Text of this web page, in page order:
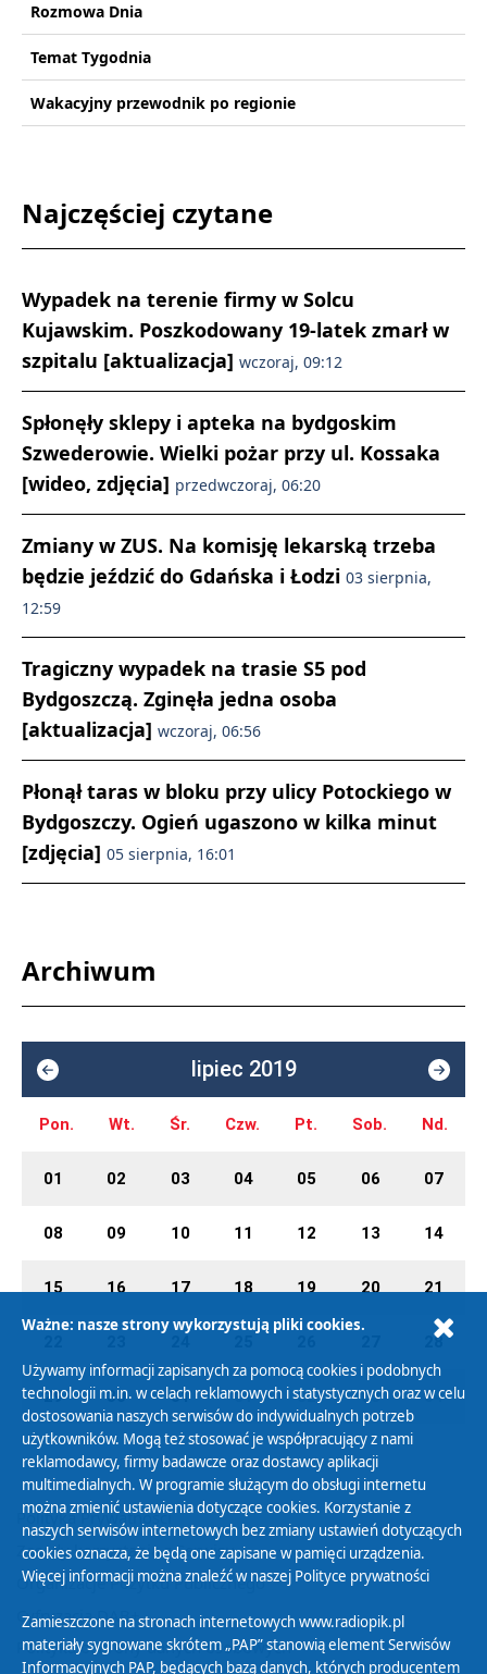
Rozmowa Dnia
Temat Tygodnia
Wakacyjny przewodnik po regionie
Najczęściej czytane
Wypadek na terenie firmy w Solcu
Kujawskim. Poszkodowany 19-latek zmarł w
szpitalu [aktualizacja] wczoraj, 09:12
Spłonęły sklepy i apteka na bydgoskim
Szwederowie. Wielki pożar przy ul. Kossaka
[wideo, zdjęcia] przedwczoraj, 06:20
Zmiany w ZUS. Na komisję lekarską trzeba
będzie jeździć do Gdańska i Łodzi 03 sierpnia,
12:59
Tragiczny wypadek na trasie S5 pod
Bydgoszczą. Zginęła jedna osoba
[aktualizacja] wczoraj, 06:56
Płonął taras w bloku przy ulicy Potockiego w
Bydgoszczy. Ogień ugaszono w kilka minut
[zdjęcia] 05 sierpnia, 16:01
Archiwum
lipiec 2019
Pon. Wt. Śr. Czw. Pt. Sob. Nd.
01 02 03 04 05 06 07
08 09 10 11 12 13 14
15 16 17 18 19 20 21
28
29 30 31 01 02 03 04
Polityka Prywatności
Zasady korzystania z Serwisu
Organizacje Pożytku Publicznego
Cyfryzacja DAB+
Polityka ochrony danych osobowych
Ważne: nasze strony wykorzystują pliki cookies.
Używamy informacji zapisanych za pomocą cookies i podobnych
technologii m.in. w celach reklamowych i statystycznych oraz w celu
dostosowania naszych serwisów do indywidualnych potrzeb
użytkowników. Mogą też stosować je współpracujący z nami
reklamodawcy, firmy badawcze oraz dostawcy aplikacji
multimedialnych. W programie służącym do obsługi internetu
można zmienić ustawienia dotyczące cookies. Korzystanie z
naszych serwisów internetowych bez zmiany ustawień dotyczących
cookies oznacza, że będą one zapisane w pamięci urządzenia.
Więcej informacji można znaleźć w naszej Polityce prywatności
Zamieszczone na stronach internetowych www.radiopik.pl
materiały sygnowane skrótem „PAP” stanowią element Serwisów
Informacyjnych PAP, będących bazą danych, których producentem